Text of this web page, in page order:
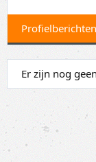
Profielberichten
Er zijn nog